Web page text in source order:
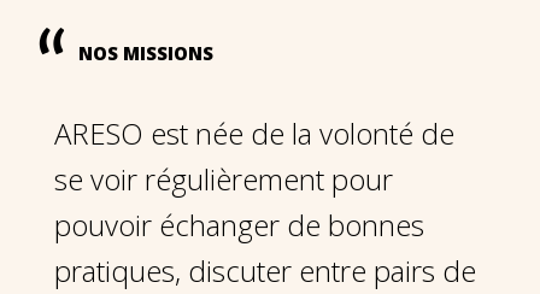
NOS MISSIONS
ARESO est née de la volonté de
se voir régulièrement pour
pouvoir échanger de bonnes
pratiques, discuter entre pairs de